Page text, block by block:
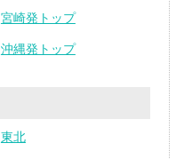
宮崎発トップ
沖縄発トップ
東北